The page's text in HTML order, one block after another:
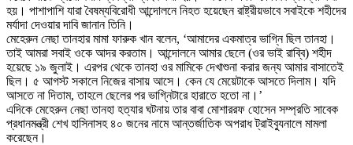
হয়। পাশাপাশি যারা বৈষম্যবিরোধী আন্দোলনে নিহত হয়েছেন রাষ্ট্রীয়ভাবে সবাইকে শহীদের
মর্যাদা দেওয়ার দাবি জানান তিনি।
মেহেরুন নেছা তানহার মামা ফারুক খান বলেন, ‘আমাদের একমাত্র ভাগ্নি ছিল তানহা।
তাই আমরা সবাই ওকে আদর করতাম। আন্দোলনে আমার ছেলে (ওর ভাই রাব্বি) শহীদ
হয়েছে ১৯ জুলাই। এরপর থেকে তানহা ওর মামিকে দেখাশুনা করার জন্য আমার বাসাতেই
ছিল। ৫ আগস্ট সকালে নিজের বাসায় আসে। কেন যে মেয়েটাকে আসতে দিলাম। যদি
আসতে না দিতাম, তাহলে ছেলের পর ভাগ্নিটারে হারাতে হতো না।’
এদিকে মেহেরুন নেছা তানহা হত্যার ঘটনায় তার বাবা মোশাররফ হোসেন সম্প্রতি সাবেক
প্রধানমন্ত্রী শেখ হাসিনাসহ ৪০ জনের নামে আন্তর্জাতিক অপরাধ ট্রাইব্যুনালে মামলা
করেছেন।